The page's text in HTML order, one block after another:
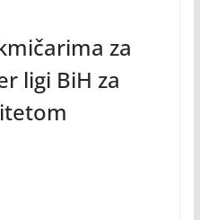
za
ligi BiH za